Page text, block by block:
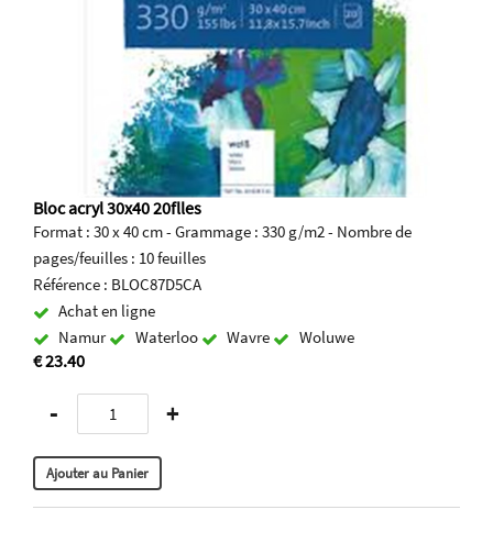
Bloc acryl 30x40 20flles
Format : 30 x 40 cm - Grammage : 330 g/m2 - Nombre de
pages/feuilles : 10 feuilles
Référence : BLOC87D5CA
Achat en ligne
Namur
Waterloo Wavre Woluwe
€ 23.40
- +